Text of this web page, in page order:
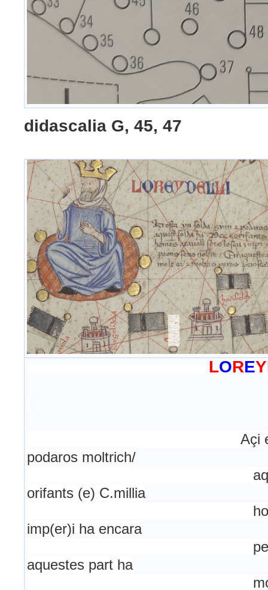
didascalia G, 45, 47
LOREY
Açi
podaros moltrich/
orifants (e) C.millia
imp(er)i ha encara
aquestes part ha